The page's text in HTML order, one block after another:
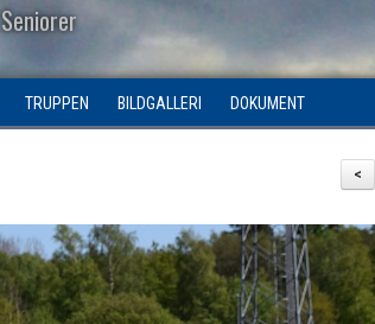
Seniorer
TRUPPEN BILDGALLERI DOKUMENT
<